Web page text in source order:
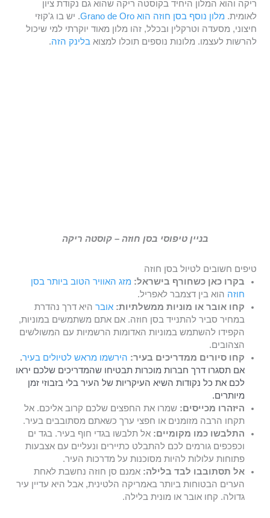
ריקה והוא המלון היחיד בקוסטה ריקה שהוא גם נקודת ציון
לאומית. מלון נוסף בסן חוזה הוא Grano de Oro
. יש בו ג'קוזי
חיצוני, מסעדה וטרקלין ובכלל, זהו מלון מאוד יוקרתי למי שיכול
להרשות לעצמו. מלונות נוספים תוכלו למצוא בלינק הזה.
בניין טיפוסי בסן חוזה – קוסטה ריקה
טיפים חשובים לטיול בסן חוזה
בקרו כאן כשחורף בישראל: מזג האוויר הטוב ביותר בסן
חוזה הוא בין דצמבר לאפריל.
קחו אובר או מוניות ממשלתיות:אובר היא דרך נהדרת
במחיר סביר להתנייד בסן חוזה. אם אתם משתמשים במוניות,
הקפידו להשתמש במוניות האדומות הרשמיות עם המשולשים
הצהובים.
קחו סיורים ממדריכים בעיר: הירשמו מראש לטיולים בעיר.
אם תסגרו דרך חברות מוכרות תבטיחו שהמדריכים שלכם יראו
לכם את כל נקודות השיא העיקריות של העיר בלי בזבוזי זמן
מיותרים.
היזהרו מכייסים:שמרו את החפצים שלכם קרוב אליכם. אל
תקחו הרבה מזומנים או חפצי ערך כשאתם מסתובבים בעיר.
התלבשו כמו מקומיים:אל תלבשו בגדי חוף בעיר. בגד ים
וכפכפים גורמים לכם להתבלט כתיירים ונעליים עם אצבעות
פתוחות עלולות להיות מסוכנות על מדרכות העיר.
אל תסתובבו לבד בלילה:אמנם סן חוזה נחשבת לאחת
הערים הבטוחות ביותר באמריקה הלטינית, אבל היא עדיין עיר
גדולה. קחו אובר או מונית בלילה.